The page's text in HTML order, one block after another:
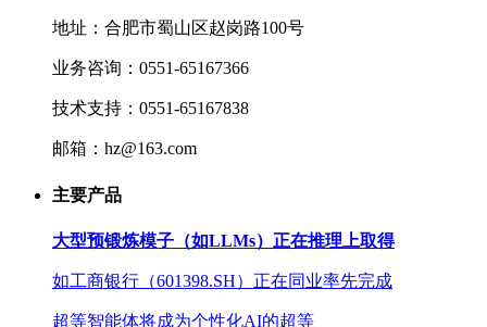
地址：合肥市蜀山区赵岗路100号
业务咨询：0551-65167366
技术支持：0551-65167838
邮箱：hz@163.com
主要产品
大型预锻炼模子（如LLMs）正在推理上取得
如工商银行（601398.SH）正在同业率先完成
超等智能体将成为个性化AI的超等